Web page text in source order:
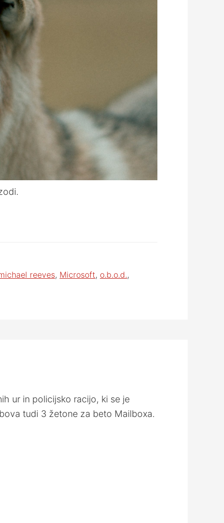
reeves, Microsoft, o.b.o.d.,
ur in policijsko racijo, ki se je
tudi 3 žetone za beto Mailboxa.